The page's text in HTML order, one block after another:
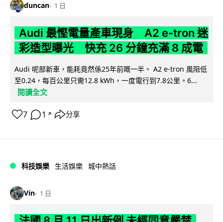
duncan 1 日
Audi 最慳電量產車現身 A2 e-tron 迷
彩造型曝光 快充 26 分鐘充滿 8 成電
Audi 呢部新車，能耗竟然係25年前嘅一半。 A2 e-tron 風阻低
至0.24，每百公里只需12.8 kWh，一度電行到7.8公里。6...
閱讀全文
7 1 ↗ 分享
科技娛樂 生活娛樂 城中熱話
Vin 1 日